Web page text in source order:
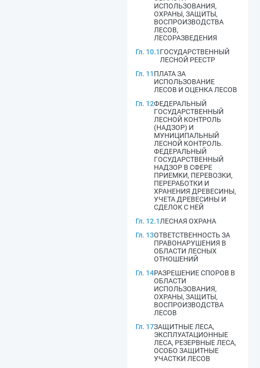
ИСПОЛЬЗОВАНИЯ,
ОХРАНЫ, ЗАЩИТЫ,
ВОСПРОИЗВОДСТВА
ЛЕСОВ,
ЛЕСОРАЗВЕДЕНИЯ
Гл. 10.1ГОСУДАРСТВЕННЫЙ
ЛЕСНОЙ РЕЕСТР
Гл. 11ПЛАТА ЗА
ИСПОЛЬЗОВАНИЕ
ЛЕСОВ И ОЦЕНКА ЛЕСОВ
Гл. 12ФЕДЕРАЛЬНЫЙ
ГОСУДАРСТВЕННЫЙ
ЛЕСНОЙ КОНТРОЛЬ
(НАДЗОР) И
МУНИЦИПАЛЬНЫЙ
ЛЕСНОЙ КОНТРОЛЬ.
ФЕДЕРАЛЬНЫЙ
ГОСУДАРСТВЕННЫЙ
НАДЗОР В СФЕРЕ
ПРИЕМКИ, ПЕРЕВОЗКИ,
ПЕРЕРАБОТКИ И
ХРАНЕНИЯ ДРЕВЕСИНЫ,
УЧЕТА ДРЕВЕСИНЫ И
СДЕЛОК С НЕЙ
Гл. 12.1ЛЕСНАЯ ОХРАНА
Гл. 13ОТВЕТСТВЕННОСТЬ ЗА
ПРАВОНАРУШЕНИЯ В
ОБЛАСТИ ЛЕСНЫХ
ОТНОШЕНИЙ
Гл. 14РАЗРЕШЕНИЕ СПОРОВ В
ОБЛАСТИ
ИСПОЛЬЗОВАНИЯ,
ОХРАНЫ, ЗАЩИТЫ,
ВОСПРОИЗВОДСТВА
ЛЕСОВ
Гл. 17ЗАЩИТНЫЕ ЛЕСА,
ЭКСПЛУАТАЦИОННЫЕ
ЛЕСА, РЕЗЕРВНЫЕ ЛЕСА,
ОСОБО ЗАЩИТНЫЕ
УЧАСТКИ ЛЕСОВ